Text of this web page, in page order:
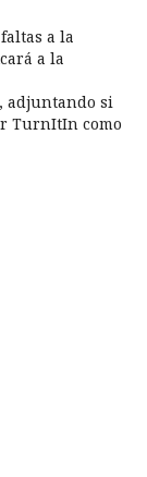
a la
a la
adjuntando si
TurnItIn como